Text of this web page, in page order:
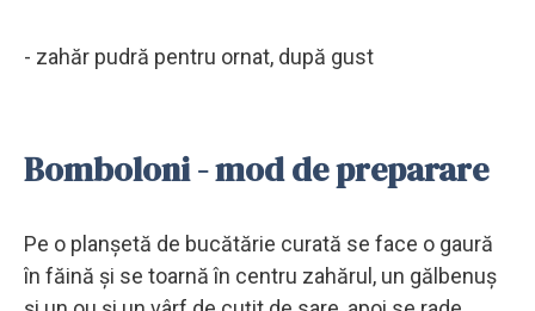
- zahăr pudră pentru ornat, după gust
Bomboloni - mod de preparare
Pe o planșetă de bucătărie curată se face o gaură
în făină și se toarnă în centru zahărul, un gălbenuș